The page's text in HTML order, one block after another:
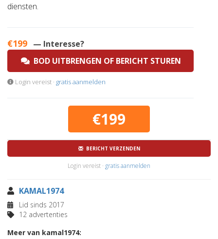
diensten.
€199 — Interesse?
BOD UITBRENGEN OF BERICHT STUREN
Login vereist · gratis aanmelden
€199
BERICHT VERZENDEN
Login vereist · gratis aanmelden
KAMAL1974
Lid sinds 2017
12 advertenties
Meer van kamal1974: